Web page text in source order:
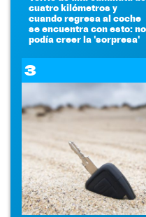
cuatro kilómetros y
cuando regresa al coche
se encuentra con esto: no
podía creer la 'sorpresa'
3